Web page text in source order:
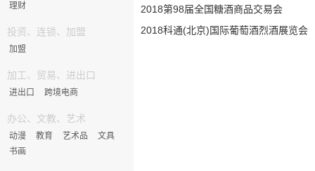
理财
投资、连锁、加盟
加盟
加工、贸易、进出口
进出口 跨境电商
办公、文教、艺术
动漫 教育 艺术品
文具
书画
2018第98届全国糖酒商品交易会
2018科通(北京)国际葡萄酒烈酒展览会